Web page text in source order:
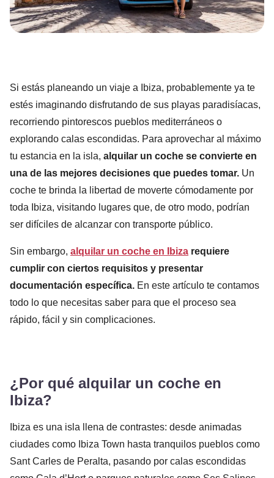
Si estás planeando un viaje a Ibiza, probablemente ya te
estés imaginando disfrutando de sus playas paradisíacas,
recorriendo pintorescos pueblos mediterráneos o
explorando calas escondidas. Para aprovechar al máximo
tu estancia en la isla, alquilar un coche se convierte en
una de las mejores decisiones que puedes tomar. Un
coche te brinda la libertad de moverte cómodamente por
toda Ibiza, visitando lugares que, de otro modo, podrían
ser difíciles de alcanzar con transporte público.
Sin embargo, alquilar un coche en Ibiza requiere
cumplir con ciertos requisitos y presentar
documentación específica. En este artículo te contamos
todo lo que necesitas saber para que el proceso sea
rápido, fácil y sin complicaciones.
¿Por qué alquilar un coche en
Ibiza?
Ibiza es una isla llena de contrastes: desde animadas
ciudades como Ibiza Town hasta tranquilos pueblos como
Sant Carles de Peralta, pasando por calas escondidas